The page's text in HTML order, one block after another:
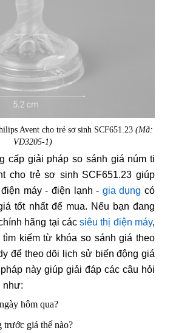
Avent cho trẻ sơ sinh SCF651.23 (Mã:
VD3205-1)
cấp giải pháp so sánh giá núm ti
cho trẻ sơ sinh SCF651.23 giúp
máy - điện lạnh - gia dụng có
tốt nhất để mua. Nếu bạn đang
hãng tại cácsiêu thị điện máy,
tìm kiếm từ khóa so sánh giá theo
để theo dõi lịch sử biến động giá
này giúp giải đáp các câu hỏi
như:
hôm qua?
trước giá thế nào?